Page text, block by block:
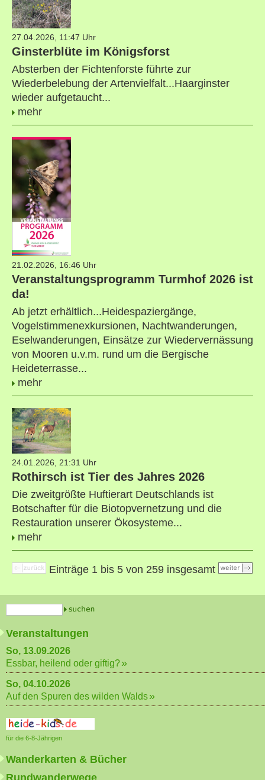
27.04.2026, 11:47 Uhr
Ginsterblüte im Königsforst
Absterben der Fichtenforste führte zur
Wiederbelebung der Artenvielfalt...Haarginster
wieder aufgetaucht...
mehr
21.02.2026, 16:46 Uhr
Veranstaltungsprogramm Turmhof 2026 ist
da!
Ab jetzt erhältlich...Heidespaziergänge,
Vogelstimmenexkursionen, Nachtwanderungen,
Eselwanderungen, Einsätze zur Wiedervernässung
von Mooren u.v.m. rund um die Bergische
Heideterrasse...
mehr
24.01.2026, 21:31 Uhr
Rothirsch ist Tier des Jahres 2026
Die zweitgrößte Huftierart Deutschlands ist
Botschafter für die Biotopvernetzung und die
Restauration unserer Ökosysteme...
mehr
Einträge 1 bis 5 von 259 insgesamt
Veranstaltungen
So, 13.09.2026
Essbar, heilend oder giftig?
So, 04.10.2026
Auf den Spuren des wilden Walds
für die 6-8-Jährigen
Wanderkarten & Bücher
Rundwanderwege